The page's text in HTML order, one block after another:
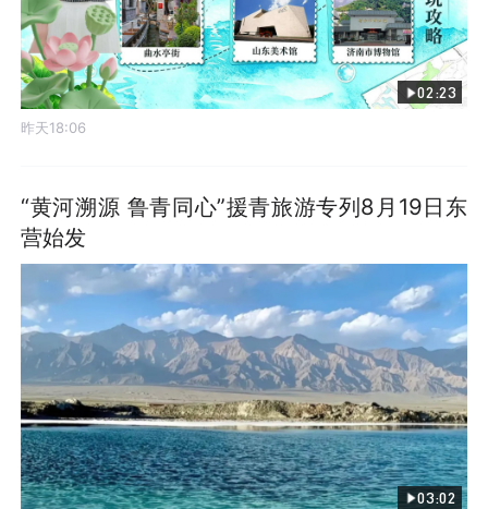
02:23
昨天18:06
“黄河溯源 鲁青同心”援青旅游专列8月19日东
营始发
03:02